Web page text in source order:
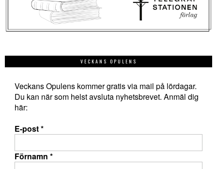
VECKANS OPULENS
Veckans Opulens kommer gratis via mail på lördagar.
Du kan när som helst avsluta nyhetsbrevet. Anmäl dig
här:
E-post*
Förnamn *